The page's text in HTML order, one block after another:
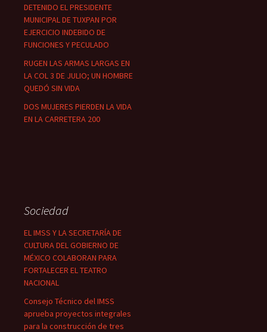
DETENIDO EL PRESIDENTE
MUNICIPAL DE TUXPAN POR
EJERCICIO INDEBIDO DE
FUNCIONES Y PECULADO
RUGEN LAS ARMAS LARGAS EN
LA COL 3 DE JULIO; UN HOMBRE
QUEDÓ SIN VIDA
DOS MUJERES PIERDEN LA VIDA
EN LA CARRETERA 200
Sociedad
EL IMSS Y LA SECRETARÍA DE
CULTURA DEL GOBIERNO DE
MÉXICO COLABORAN PARA
FORTALECER EL TEATRO
NACIONAL
Consejo Técnico del IMSS
aprueba proyectos integrales
para la construcción de tres